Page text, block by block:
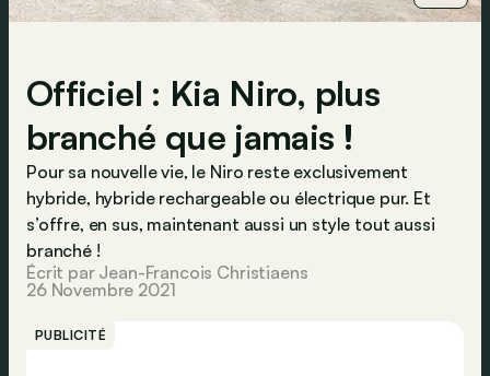
Officiel : Kia Niro, plus
branché que jamais !
Pour sa nouvelle vie, le Niro reste exclusivement
hybride, hybride rechargeable ou électrique pur. Et
s’offre, en sus, maintenant aussi un style tout aussi
branché !
Écrit par Jean-Francois Christiaens
26 Novembre 2021
PUBLICITÉ